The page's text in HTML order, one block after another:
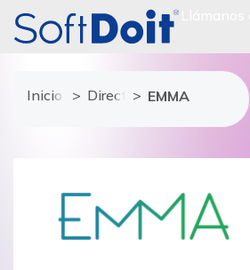
Inicio Directorio de proveedores
EMMA